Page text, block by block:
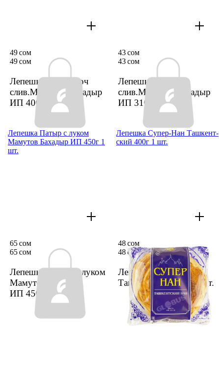
Лепеш­ка Май токоч
слив.Мамутов Бахадыр
ИП 400г
1 шт.
49 сом
49 сом
Лепеш­ка батон
слив.Мамутов Бахадыр
ИП 310г
1 шт.
43 сом
43 сом
Лепеш­ка Патыр с луком
Мамутов Бахадыр ИП 450г 1
шт.
Лепеш­ка Патыр с луком
Мамутов Бахадыр
ИП 450г
1 шт.
65 сом
65 сом
Лепеш­ка Супер-Нан Ташкент­
ский 400г 1 шт.
Лепеш­ка Супер-Нан
Ташкент­ский 400г1 шт.
48 сом
48 сом